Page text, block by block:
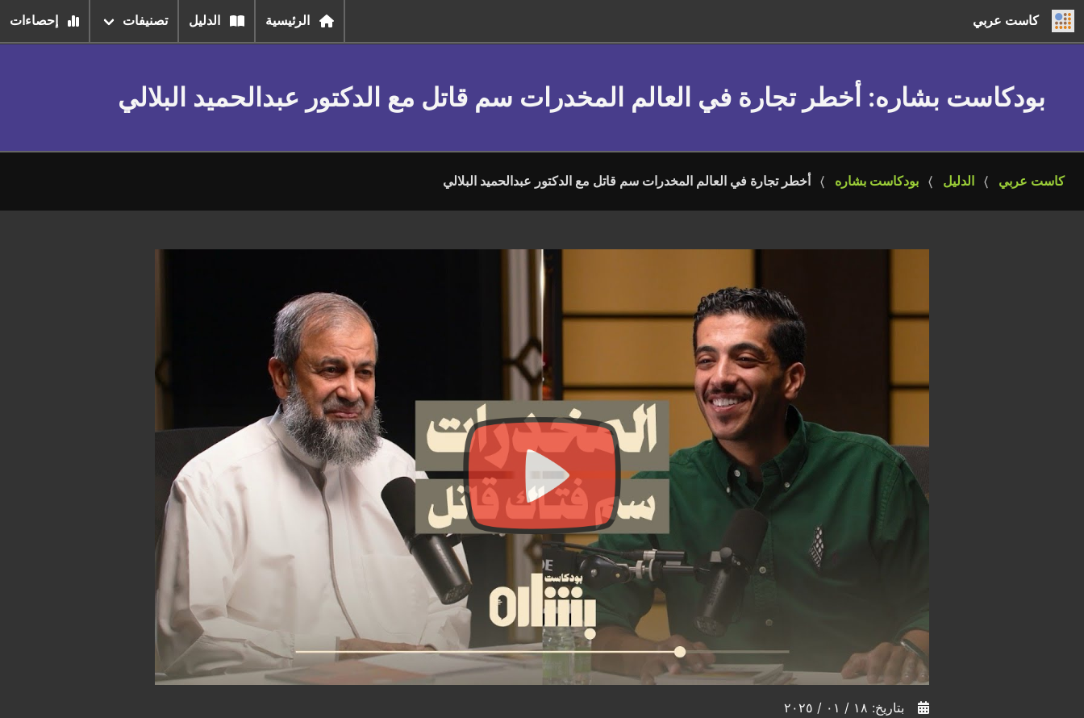
كاست عربي الرئيسية الدليل تصنيفات إحصاءات
بودكاست بشاره: أخطر تجارة في العالم المخدرات سم قاتل مع الدكتور عبدالحميد البلالي
كاست عربي الدليل بودكاست بشاره أخطر تجارة في العالم المخدرات سم قاتل مع الدكتور عبدالحميد البلالي
بتاريخ: ١٨ / ٠١ / ٢٠٢٥